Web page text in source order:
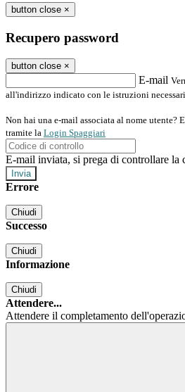
button close ×
Recupero password
button close ×
E-mail
all'indirizzo indicato con le istruzioni
Non hai una e-mail associata al nome utente?
tramite la Login Spaggiari
E-mail inviata, si prega di controllare la
Errore
Chiudi
Successo
Chiudi
Informazione
Chiudi
Attendere...
Attendere il completamento